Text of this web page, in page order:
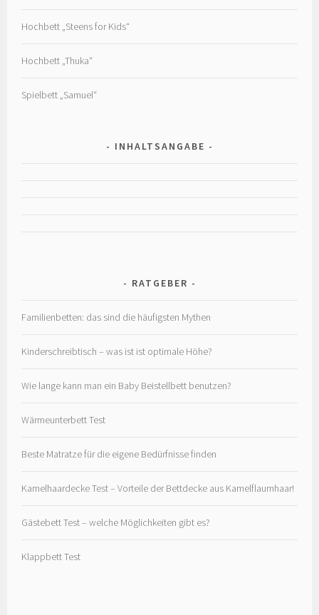
Hochbett „Steens for Kids“
Hochbett „Thuka“
Spielbett „Samuel“
INHALTSANGABE
RATGEBER
Familienbetten: das sind die häufigsten Mythen
Kinderschreibtisch – was ist ist optimale Höhe?
Wie lange kann man ein Baby Beistellbett benutzen?
Wärmeunterbett Test
Beste Matratze für die eigene Bedürfnisse finden
Kamelhaardecke Test – Vorteile der Bettdecke aus Kamelflaumhaar!
Gästebett Test – welche Möglichkeiten gibt es?
Klappbett Test